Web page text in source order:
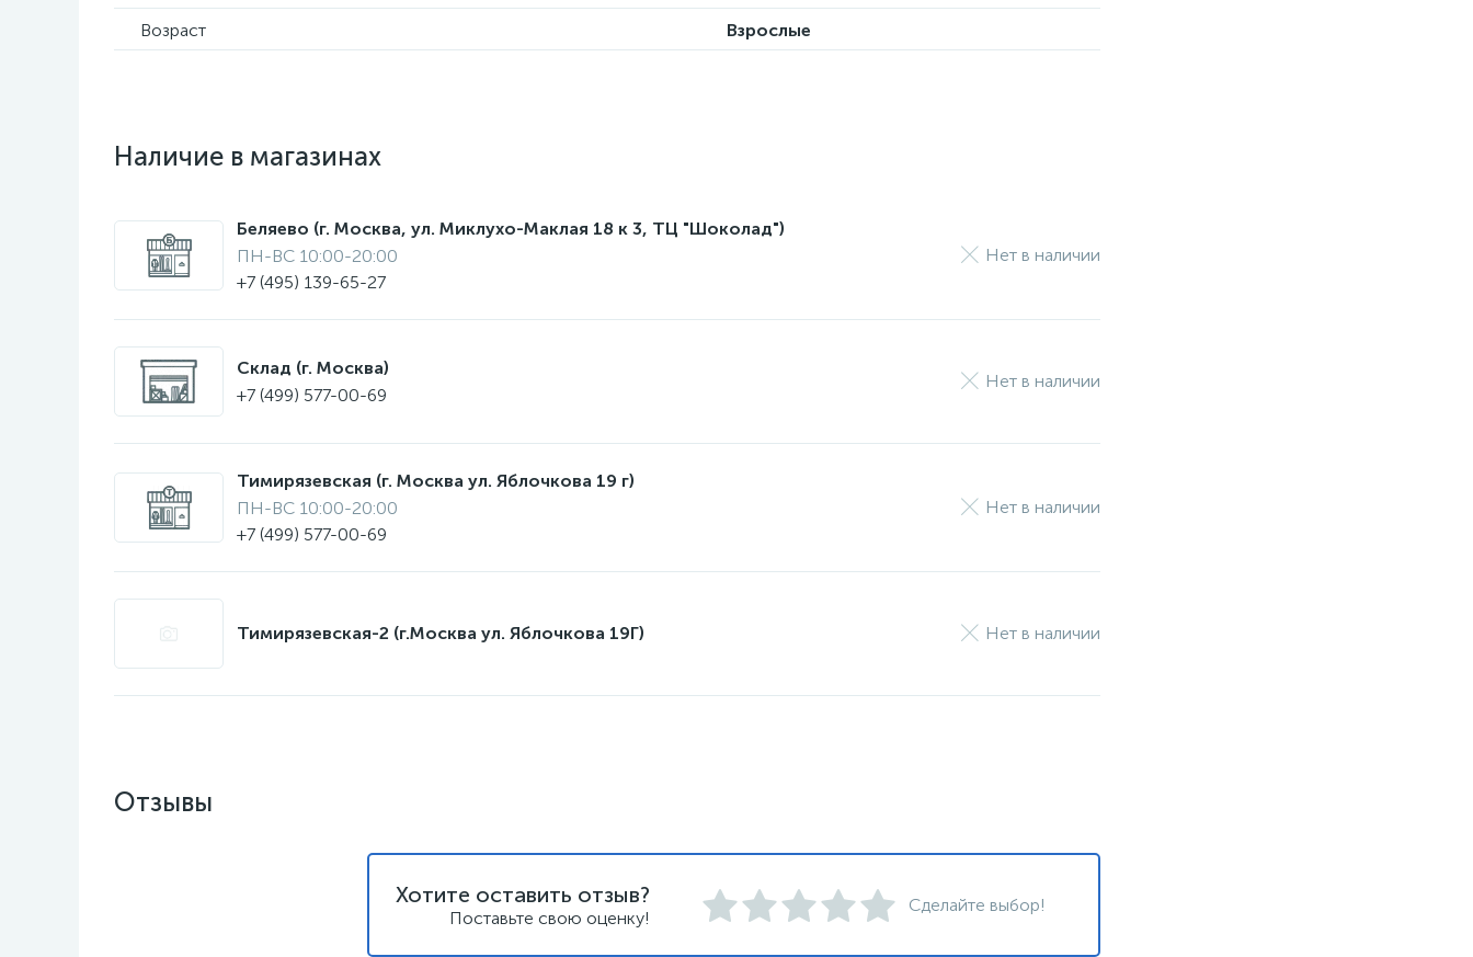
Возраст
Взрослые
Наличие в магазинах
Беляево (г. Москва, ул. Миклухо-Маклая 18 к 3, ТЦ "Шоколад")
ПН-ВС 10:00-20:00
+7 (495) 139-65-27
Нет в наличии
Склад (г. Москва)
+7 (499) 577-00-69
Нет в наличии
Тимирязевская (г. Москва ул. Яблочкова 19 г)
ПН-ВС 10:00-20:00
+7 (499) 577-00-69
Нет в наличии
Тимирязевская-2 (г.Москва ул. Яблочкова 19Г) Нет в наличии
Отзывы
Хотите оставить отзыв?
Поставьте свою оценку!
Сделайте выбор!